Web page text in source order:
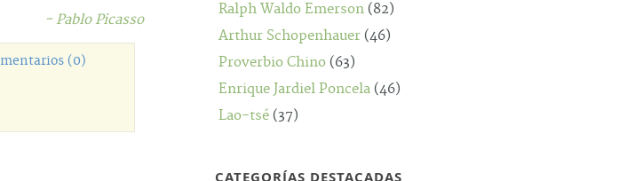
- Pablo Picasso
(0)
Ralph Waldo Emerson (82)
Arthur Schopenhauer (46)
Proverbio Chino (63)
Enrique Jardiel Poncela (46)
Lao-tsé (37)
CATEGORÍAS DESTACADAS